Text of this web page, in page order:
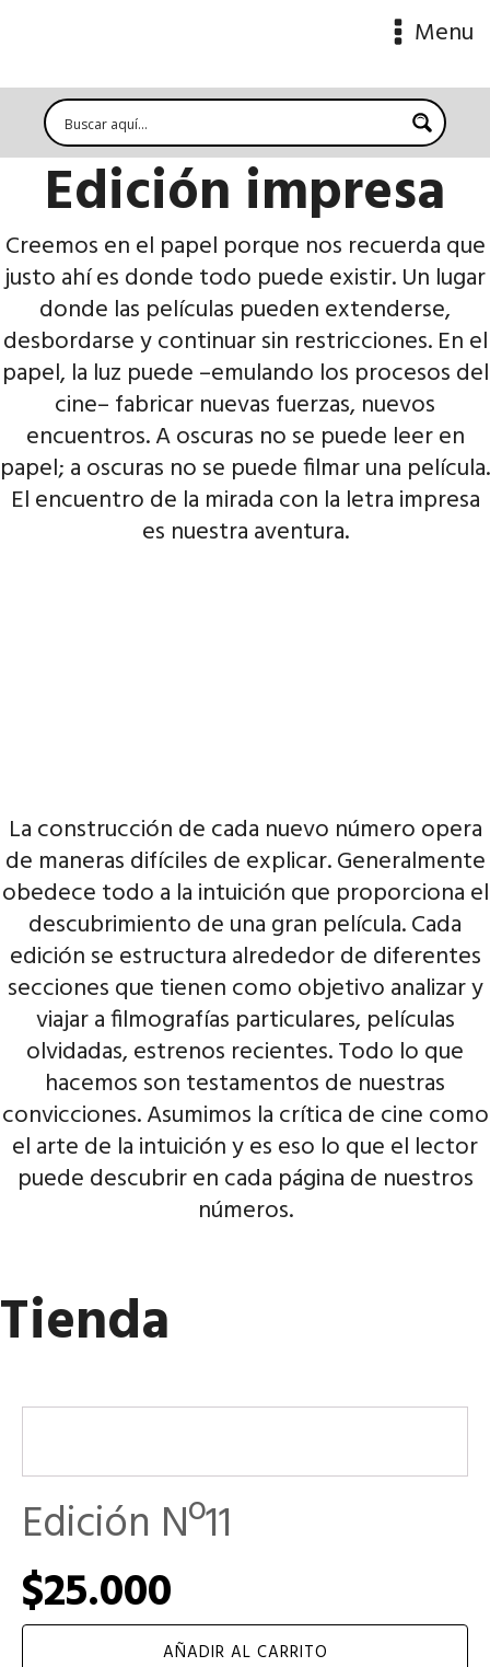
Menu
Edición impresa
Creemos en el papel porque nos recuerda que
justo ahí es donde todo puede existir. Un lugar
donde las películas pueden extenderse,
desbordarse y continuar sin restricciones. En el
papel, la luz puede –emulando los procesos del
cine– fabricar nuevas fuerzas, nuevos
encuentros. A oscuras no se puede leer en
papel; a oscuras no se puede filmar una película.
El encuentro de la mirada con la letra impresa
es nuestra aventura.
La construcción de cada nuevo número opera
de maneras difíciles de explicar. Generalmente
obedece todo a la intuición que proporciona el
descubrimiento de una gran película. Cada
edición se estructura alrededor de diferentes
secciones que tienen como objetivo analizar y
viajar a filmografías particulares, películas
olvidadas, estrenos recientes. Todo lo que
hacemos son testamentos de nuestras
convicciones. Asumimos la crítica de cine como
el arte de la intuición y es eso lo que el lector
puede descubrir en cada página de nuestros
números.
Tienda
Edición Nº11
$25.000
AÑADIR AL CARRITO